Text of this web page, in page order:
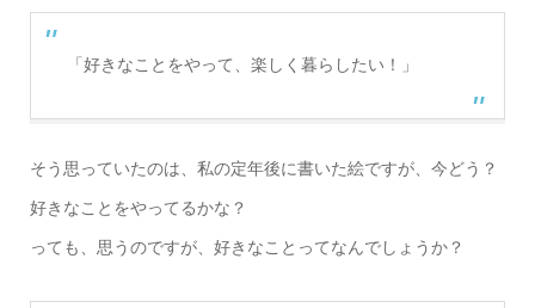
「好きなことをやって、楽しく暮らしたい！」
そう思っていたのは、私の定年後に書いた絵ですが、今どう？
好きなことをやってるかな？
っても、思うのですが、好きなことってなんでしょうか？